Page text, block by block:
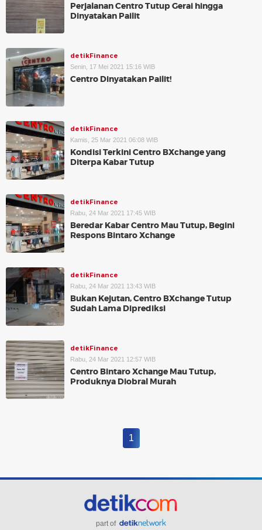
Perjalanan Centro Tutup Gerai hingga
Dinyatakan Pailit
detikFinance
Senin, 17 Mei 2021 15:16 WIB
Centro Dinyatakan Pailit!
detikFinance
Kamis, 25 Mar 2021 06:08 WIB
Kondisi Terkini Centro BXchange yang
Diterpa Kabar Tutup
detikFinance
Rabu, 24 Mar 2021 17:45 WIB
Beredar Kabar Centro Mau Tutup, Begini
Respons Bintaro Xchange
detikFinance
Rabu, 24 Mar 2021 13:43 WIB
Bukan Kejutan, Centro BXchange Tutup
Sudah Lama Diprediksi
detikFinance
Rabu, 24 Mar 2021 12:57 WIB
Centro Bintaro Xchange Mau Tutup,
Produknya Diobral Murah
1
part of